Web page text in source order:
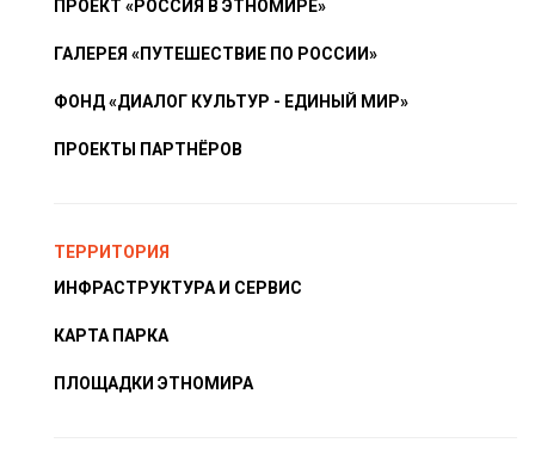
ПРОЕКТ «РОССИЯ В ЭТНОМИРЕ»
ГАЛЕРЕЯ «ПУТЕШЕСТВИЕ ПО РОССИИ»
ФОНД «ДИАЛОГ КУЛЬТУР - ЕДИНЫЙ МИР»
ПРОЕКТЫ ПАРТНЁРОВ
ТЕРРИТОРИЯ
ИНФРАСТРУКТУРА И СЕРВИС
КАРТА ПАРКА
ПЛОЩАДКИ ЭТНОМИРА